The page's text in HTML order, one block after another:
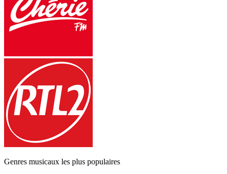
Genres musicaux les plus populaires